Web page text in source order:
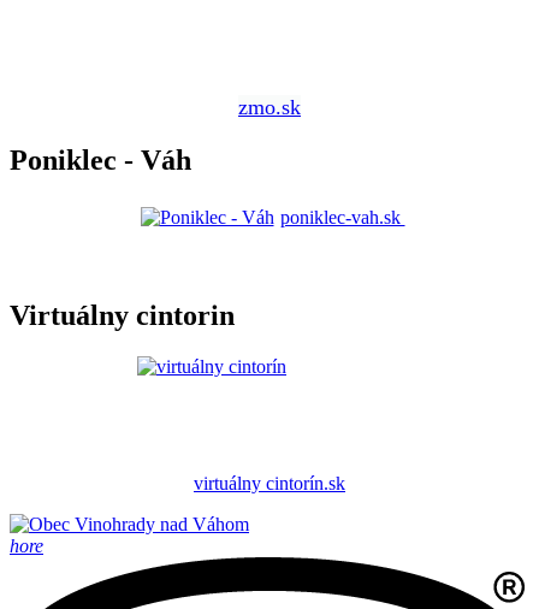
zmo.sk
Poniklec - Váh
poniklec-vah.sk
Virtuálny cintorin
virtuálny cintorín.sk
hore